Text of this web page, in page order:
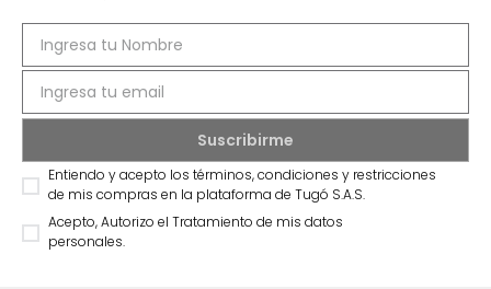
Entiendo y acepto los términos, condiciones y restricciones
de mis compras en la plataforma de Tugó S.A.S.
Acepto, Autorizo el Tratamiento de mis datos
personales.